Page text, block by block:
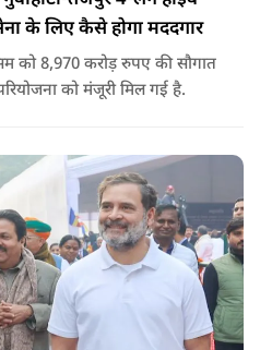
के लिए कैसे होगा मददगार
को 8,970 करोड़ रुपए की सौगात
को मंजूरी मिल गई है.